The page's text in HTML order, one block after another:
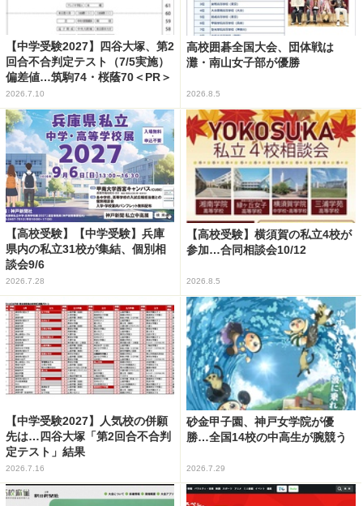
【中学受験2027】四谷大塚、第2
回合不合判定テスト（7/5実施）
偏差値…筑駒74・桜蔭70＜PR＞
2026.7.10
高校囲碁全国大会、団体戦は
灘・南山女子部が優勝
2026.8.5
【高校受験】【中学受験】兵庫
県内の私立31校が集結、個別相
談会9/6
2026.7.28
【高校受験】横須賀の私立4校が
参加…合同相談会10/12
2026.8.5
【中学受験2027】人気校の併願
先は…四谷大塚「第2回合不合判
定テスト」結果
2026.7.16
砂金甲子園、神戸女学院が優
勝…全国14校の中高生が腕競う
2026.7.29